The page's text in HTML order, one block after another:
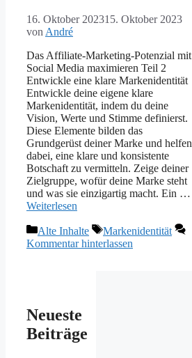
16. Oktober 202315. Oktober 2023
von André
Das Affiliate-Marketing-Potenzial mit
Social Media maximieren Teil 2
Entwickle eine klare Markenidentität
Entwickle deine eigene klare
Markenidentität, indem du deine
Vision, Werte und Stimme definierst.
Diese Elemente bilden das
Grundgerüst deiner Marke und helfen
dabei, eine klare und konsistente
Botschaft zu vermitteln. Zeige deiner
Zielgruppe, wofür deine Marke steht
und was sie einzigartig macht. Ein …
Weiterlesen
Kategorien
Alte Inhalte Schlagwörter
Markenidentität
Kommentar hinterlassen
Neueste
Beiträge